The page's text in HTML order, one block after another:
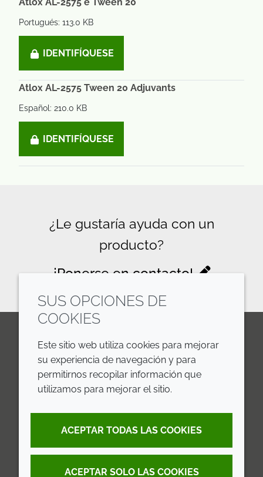
Portugués: 113.0 KB
IDENTIFÍQUESE
Atlox AL-2575 Tween 20 Adjuvants
Español: 210.0 KB
IDENTIFÍQUESE
¿Le gustaría ayuda con un
producto?
¡Ponerse en contacto!
LinkedInYoutubeLine
EMPRESA
Annual Report
Sustainability Report
Croda.com
Terms and Conditions
Privacy Policy
Accessibility
Cookie Policy
SUS OPCIONES DE
COOKIES
Este sitio web utiliza cookies para mejorar
su experiencia de navegación y para
permitirnos recopilar información que
utilizamos para mejorar el sitio.
ACEPTAR TODAS LAS COOKIES
ACEPTAR SOLO LAS COOKIES